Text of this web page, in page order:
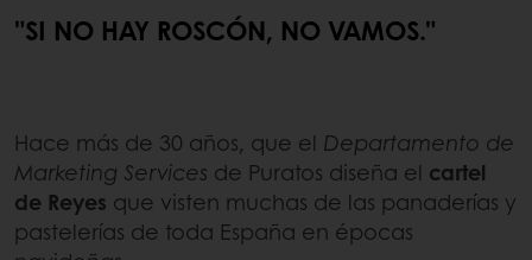
"SI NO HAY ROSCÓN, NO VAMOS."
Hace más de 30 años, que el Departamento de
Marketing Services de Puratos diseña el cartel
de Reyes que visten muchas de las panaderías y
pastelerías de toda España en épocas